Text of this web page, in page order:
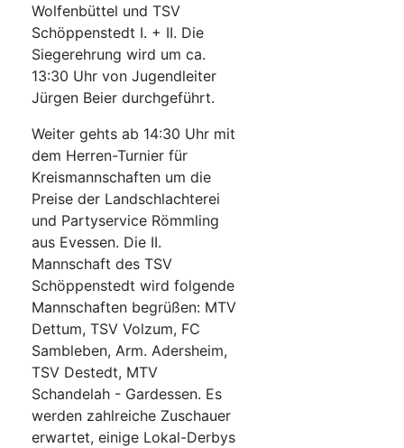
Wolfenbüttel und TSV
Schöppenstedt I. + II. Die
Siegerehrung wird um ca.
13:30 Uhr von Jugendleiter
Jürgen Beier durchgeführt.
Weiter gehts ab 14:30 Uhr mit
dem Herren-Turnier für
Kreismannschaften um die
Preise der Landschlachterei
und Partyservice Römmling
aus Evessen. Die II.
Mannschaft des TSV
Schöppenstedt wird folgende
Mannschaften begrüßen: MTV
Dettum, TSV Volzum, FC
Sambleben, Arm. Adersheim,
TSV Destedt, MTV
Schandelah - Gardessen. Es
werden zahlreiche Zuschauer
erwartet, einige Lokal-Derbys